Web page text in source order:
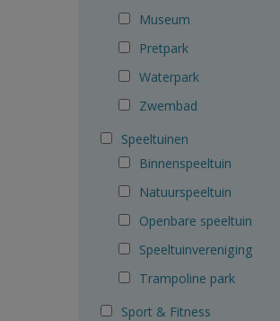
Museum
Pretpark
Waterpark
Zwembad
Speeltuinen
Binnenspeeltuin
Natuurspeeltuin
Openbare speeltuin
Speeltuinvereniging
Trampoline park
Sport & Fitness